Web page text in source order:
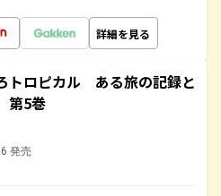
詳細を見る
トロピカル ある旅の記録と
第5巻
発売